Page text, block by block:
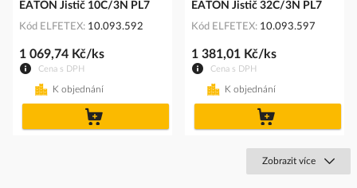
EATON Jistič 10C/3N PL7
Kód ELFETEX 10.093.592
Cena s DPH
1 069,74 Kč/ks
K objednání
EATON Jistič 32C/3N PL7
Kód ELFETEX 10.093.597
Cena s DPH
1 381,01 Kč/ks
K objednání
Zobrazit více